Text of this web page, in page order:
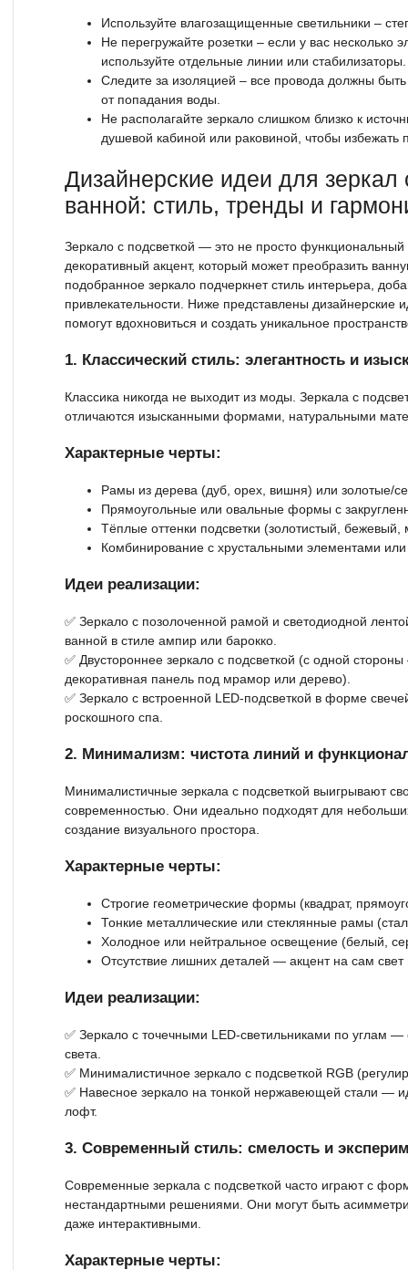
Используйте влагозащищенные светильники –
Не перегружайте розетки – если у вас несколько
используйте отдельные линии или стабилизаторы.
Следите за изоляцией – все провода должны
от попадания воды.
Не располагайте зеркало слишком близко к
душевой кабиной или раковиной, чтобы избежать
Дизайнерские идеи для зеркал
ванной: стиль, тренды и
Зеркало с подсветкой — это не просто
декоративный акцент, который может преобразить
подобранное зеркало подчеркнет стиль интерьера,
привлекательности. Ниже представлены дизайнерские
помогут вдохновиться и создать уникальное
1. Классический стиль: элегантность и
Классика никогда не выходит из моды. Зеркала с
отличаются изысканными формами, натуральными
Характерные черты:
Рамы из дерева (дуб, орех, вишня) или золотые/
Прямоугольные или овальные формы с
Тёплые оттенки подсветки (золотистый, бежевый,
Комбинирование с хрустальными элементами
Идеи реализации:
✅ Зеркало с позолоченной рамой и светодиодной
ванной в стиле ампир или барокко.
✅ Двустороннее зеркало с подсветкой (с одной
декоративная панель под мрамор или дерево).
✅ Зеркало с встроенной LED-подсветкой в форме
роскошного спа.
2. Минимализм: чистота линий и
Минималистичные зеркала с подсветкой выигрывают
современностью. Они идеально подходят для
создание визуального простора.
Характерные черты:
Строгие геометрические формы (квадрат,
Тонкие металлические или стеклянные рамы
Холодное или нейтральное освещение (белый,
Отсутствие лишних деталей — акцент на сам
Идеи реализации:
✅ Зеркало с точечными LED-светильниками по углам
света.
✅ Минималистичное зеркало с подсветкой RGB
✅ Навесное зеркало на тонкой нержавеющей стали —
лофт.
3. Современный стиль: смелость и
Современные зеркала с подсветкой часто играют с
нестандартными решениями. Они могут быть
даже интерактивными.
Характерные черты: